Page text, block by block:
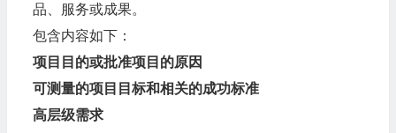
品、服务或成果。
包含内容如下：
项目目的或批准项目的原因
可测量的项目目标和相关的成功标准
高层级需求